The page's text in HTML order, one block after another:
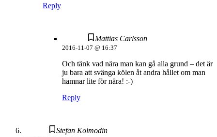
Reply
Mattias Carlsson
2016-11-07 @ 16:37
Och tänk vad nära man kan gå alla grund – det är
ju bara att svänga kölen åt andra hållet om man
hamnar lite för nära! :-)
Reply
Stefan Kolmodin